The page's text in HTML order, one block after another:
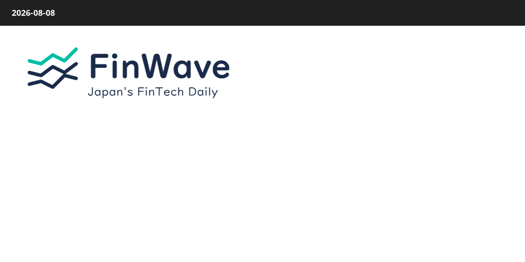
2026-08-08